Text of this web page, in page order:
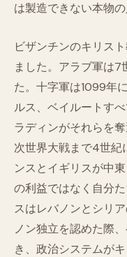
は製造できない本物
ビザンチンのキリス
ました。アラブ軍は7
た。十字軍は1099年
ルス、ベイルートす
ラディンがそれらを
次世界大戦まで4世紀
ンスとイギリスが中
の利益ではなく自分
スはレバノンとシリ
ノン独立を認めた際
き、政治システムが